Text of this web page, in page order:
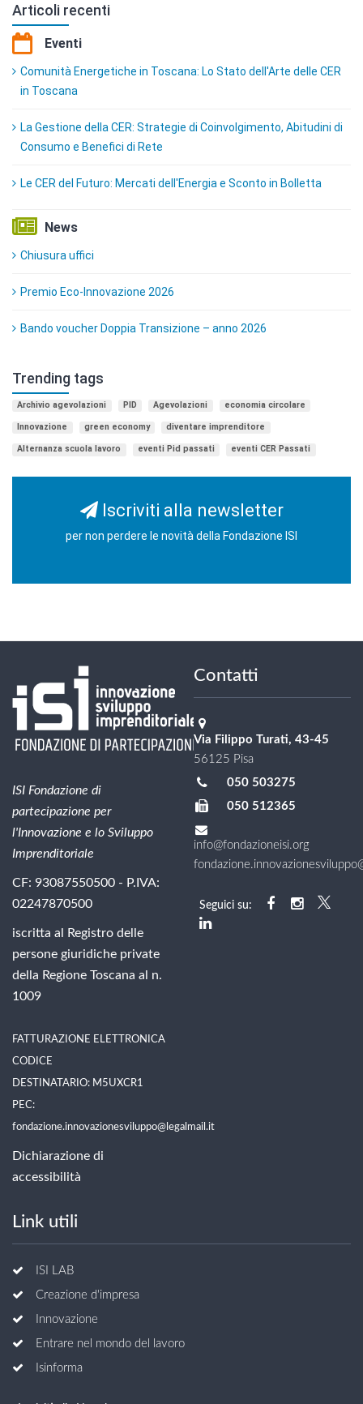
Articoli recenti
Eventi
Comunità Energetiche in Toscana: Lo Stato dell'Arte delle CER
in Toscana
La Gestione della CER: Strategie di Coinvolgimento, Abitudini di
Consumo e Benefici di Rete
Le CER del Futuro: Mercati dell'Energia e Sconto in Bolletta
News
Chiusura uffici
Premio Eco-Innovazione 2026
Bando voucher Doppia Transizione – anno 2026
Trending tags
Archivio agevolazioni PID Agevolazioni economia circolare
Innovazione green economy diventare imprenditore
Alternanza scuola lavoro eventi Pid passati eventi CER Passati
Iscriviti alla newsletter
per non perdere le novità della Fondazione ISI
ISI Fondazione di
partecipazione per
l'Innovazione e lo Sviluppo
Imprenditoriale
CF: 93087550500 - P.IVA:
02247870500
iscritta al Registro delle
persone giuridiche private
della Regione Toscana al n.
1009
FATTURAZIONE ELETTRONICA
CODICE
DESTINATARIO: M5UXCR1
PEC:
fondazione.innovazionesviluppo@legalmail.it
Dichiarazione di
accessibilità
Contatti
Via Filippo Turati, 43-45
56125 Pisa
050 503275
050 512365
info@fondazioneisi.org
Seguici su:
Link utili
ISI LAB
Creazione d'impresa
Innovazione
Entrare nel mondo del lavoro
Isinforma